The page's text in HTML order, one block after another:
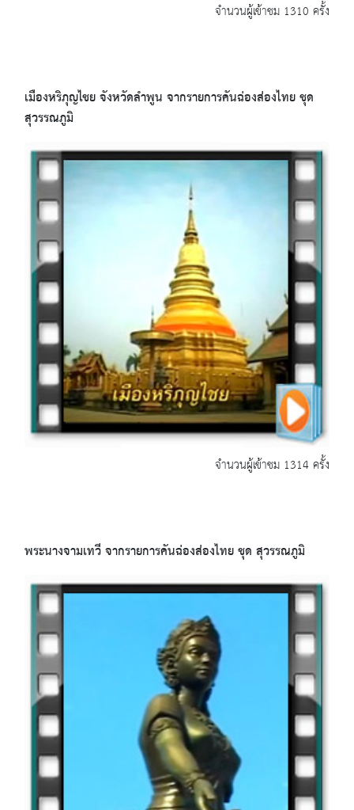
จำนวนผู้เข้าชม 1310 ครั้ง
เมืองหริภุญไชย จังหวัดลำพูน จากรายการคันฉ่องส่องไทย ชุด
สุวรรณภูมิ
จำนวนผู้เข้าชม 1314 ครั้ง
พระนางจามเทวี จากรายการคันฉ่องส่องไทย ชุด สุวรรณภูมิ